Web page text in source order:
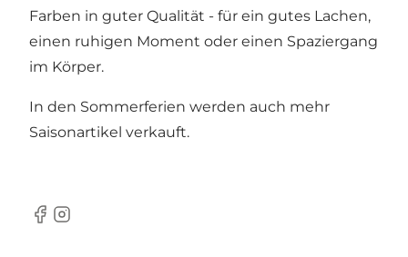
Farben in guter Qualität - für ein gutes Lachen,
einen ruhigen Moment oder einen Spaziergang
im Körper.
In den Sommerferien werden auch mehr
Saisonartikel verkauft.
Facebook
Instagram